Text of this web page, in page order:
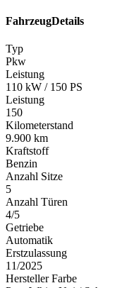
FahrzeugDetails
Typ
Pkw
Leistung
110 kW / 150 PS
Leistung
150
Kilometerstand
9.900 km
Kraftstoff
Benzin
Anzahl Sitze
5
Anzahl Türen
4/5
Getriebe
Automatik
Erstzulassung
11/2025
Hersteller Farbe